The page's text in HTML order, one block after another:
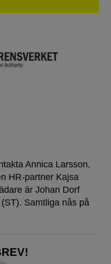
Annica Larsson,
HR-partner Kajsa
är Johan Dorf
Samtliga nås på